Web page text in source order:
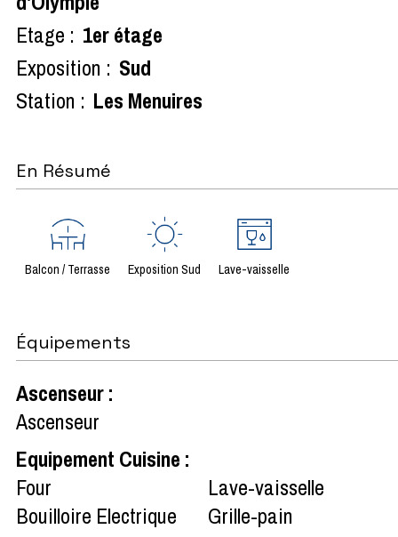
Etage : 1er étage
Exposition : Sud
Station : Les Menuires
En Résumé
Balcon / Terrasse Exposition Sud Lave-vaisselle
Équipements
Ascenseur:
Ascenseur
Equipement Cuisine :
Four
Lave-vaisselle
Bouilloire Electrique
Grille-pain